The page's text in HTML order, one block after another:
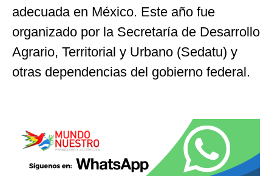
adecuada en México. Este año fue
organizado por la Secretaría de Desarrollo
Agrario, Territorial y Urbano (Sedatu) y
otras dependencias del gobierno federal.